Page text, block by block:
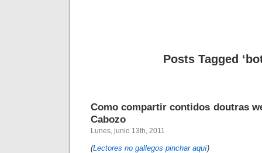
Posts Tagged
Como compartir contidos doutras
Cabozo
Lunes, junio 13th, 2011
(Lectores no gallegos pinchar aquí)